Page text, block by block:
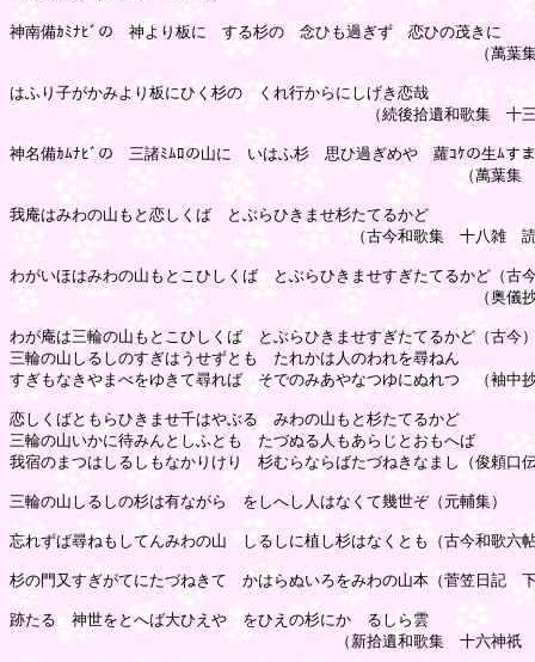
神南備ｶﾐﾅﾋﾞの　神より板に　する杉の　念ひも過ぎず　恋ひの茂きに
（萬葉集　九相
はふり子がかみより板にひく杉の　くれ行からにしげき恋哉
（続後拾遺和歌集　十三恋　
神名備ｶﾑﾅﾋﾞの　三諸ﾐﾑﾛの山に　いはふ杉　思ひ過ぎめや　蘿ｺｹの生ﾑす
（萬葉集　十三雑
我庵はみわの山もと恋しくば　とぶらひきませ杉たてるかど
（古今和歌集　十八雑　読人し
わがいほはみわの山もとこひしくば　とぶらひきませすぎたてるかど（古
（奥儀抄　中之
わが庵は三輪の山もとこひしくば　とぶらひきませすぎたてるかど（古今
三輪の山しるしのすぎはうせずとも　たれかは人のわれを尋ねん
すぎもなきやまべをゆきて尋れば　そでのみあやなつゆにぬれつゝ（袖中
恋しくばともらひきませ千はやぶる　みわの山もと杉たてるかど
三輪の山いかに待みんとしふとも　たづぬる人もあらじとおもへば
我宿のまつはしるしもなかりけり　杉むらならばたづねきなまし（俊頼口
三輪の山しるしの杉は有ながら　をしへし人はなくて幾世ぞ（元輔集）
忘れずば尋ねもしてんみわの山　しるしに植し杉はなくとも（古今和歌六
杉の門又すぎがてにたづねきて　かはらぬいろをみわの山本（菅笠日記　
跡たるゝ神世をとへば大ひえや　をひえの杉にかゝるしら雲
（新拾遺和歌集　十六神祇　法印